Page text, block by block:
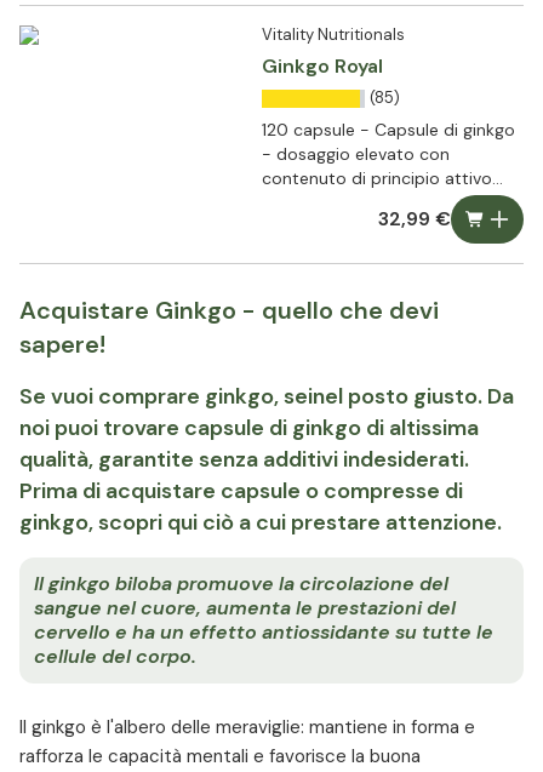
Vitality Nutritionals
Ginkgo Royal
(85)
120 capsule - Capsule di ginkgo
- dosaggio elevato con
contenuto di principio attivo
32,99 €
Acquistare Ginkgo - quello che devi
sapere!
Se vuoi comprare ginkgo, seinel posto giusto. Da
noi puoi trovare capsule di ginkgo di altissima
qualità, garantite senza additivi indesiderati.
Prima di acquistare capsule o compresse di
ginkgo, scopri qui ciò a cui prestare attenzione.
Il ginkgo biloba promuove la circolazione del
sangue nel cuore, aumenta le prestazioni del
cervello e ha un effetto antiossidante su tutte le
cellule del corpo.
Il ginkgo è l'albero delle meraviglie: mantiene in forma e
rafforza le capacità mentali e favorisce la buona